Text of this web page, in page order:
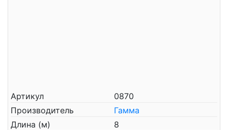
Артикул
0870
Производитель
Гамма
Длина (м)
8